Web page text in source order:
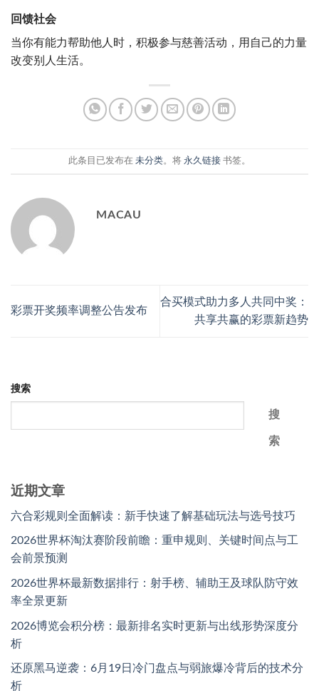
回馈社会
当你有能力帮助他人时，积极参与慈善活动，用自己的力量
改变别人生活。
此条目已发布在 未分类。将 永久链接 书签。
MACAU
彩票开奖频率调整公告发布
合买模式助力多人共同中奖：
共享共赢的彩票新趋势
搜索
搜
索
近期文章
六合彩规则全面解读：新手快速了解基础玩法与选号技巧
2026世界杯淘汰赛阶段前瞻：重申规则、关键时间点与工
会前景预测
2026世界杯最新数据排行：射手榜、辅助王及球队防守效
率全景更新
2026博览会积分榜：最新排名实时更新与出线形势深度分
析
还原黑马逆袭：6月19日冷门盘点与弱旅爆冷背后的技术分
析